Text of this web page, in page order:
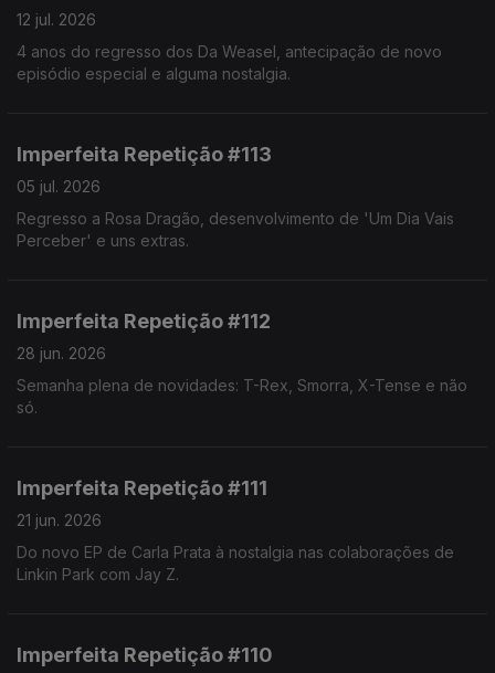
12 jul. 2026
4 anos do regresso dos Da Weasel, antecipação de novo
episódio especial e alguma nostalgia.
Imperfeita Repetição #113
05 jul. 2026
Regresso a Rosa Dragão, desenvolvimento de 'Um Dia Vais
Perceber' e uns extras.
Imperfeita Repetição #112
28 jun. 2026
Semanha plena de novidades: T-Rex, Smorra, X-Tense e não
só.
Imperfeita Repetição #111
21 jun. 2026
Do novo EP de Carla Prata à nostalgia nas colaborações de
Linkin Park com Jay Z.
Imperfeita Repetição #110